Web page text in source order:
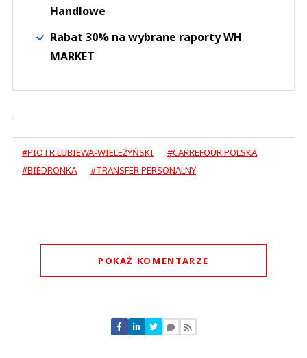
Handlowe
Rabat 30% na wybrane raporty WH
MARKET
#PIOTR LUBIEWA-WIELEŻYŃSKI
#CARREFOUR POLSKA
#BIEDRONKA
#TRANSFER PERSONALNY
POKAŻ KOMENTARZE
Nie znaleziono komentarzy
Zostaw swoje komentarze